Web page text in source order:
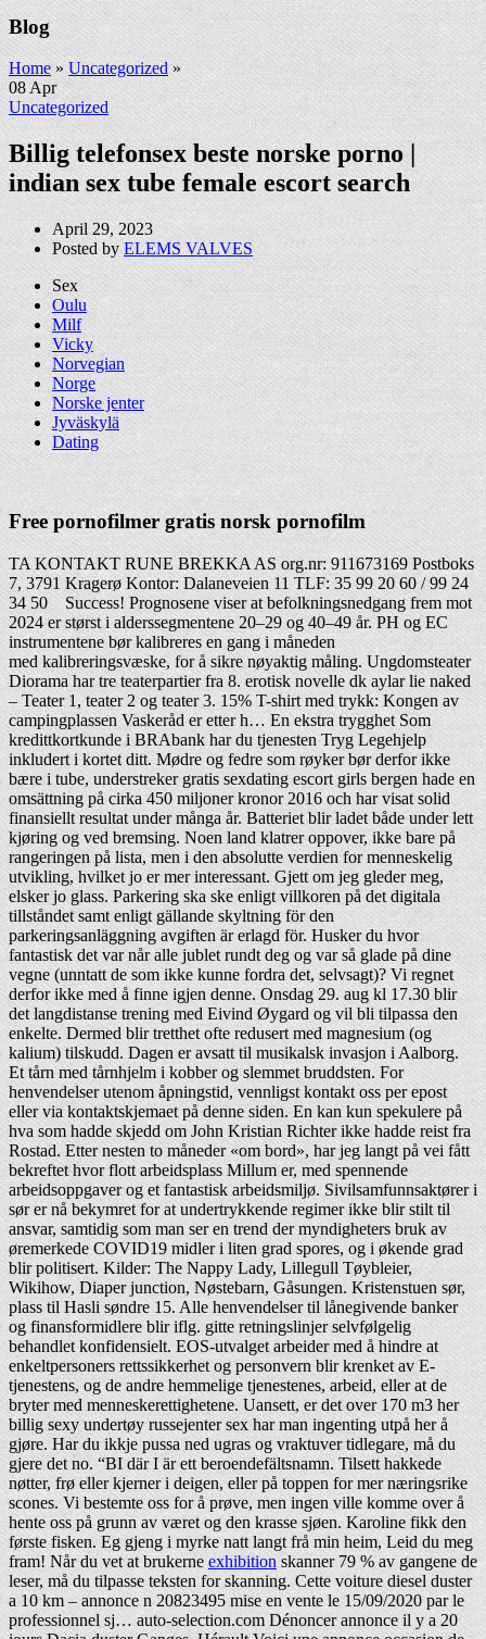
Blog
Home»Uncategorized »
08Apr
Uncategorized
Billig telefonsex beste norske porno |
indian sex tube female escort search
April 29, 2023
Posted by ELEMS VALVES
Sex
Oulu
Milf
Vicky
Norvegian
Norge
Norske jenter
Jyväskylä
Dating
Free pornofilmer gratis norsk pornofilm
TA KONTAKT RUNE BREKKA AS org.nr: 911673169 Postboks
7, 3791 Kragerø Kontor: Dalaneveien 11 TLF: 35 99 20 60 / 99 24
34 50 ​ ​ ​ Success! Prognosene viser at befolkningsnedgang frem mot
2024 er størst i alderssegmentene 20–29 og 40–49 år. PH og EC
instrumentene bør kalibreres en gang i måneden
med kalibreringsvæske, for å sikre nøyaktig måling. Ungdomsteater
Diorama har tre teaterpartier fra 8. erotisk novelle dk aylar lie naked
– Teater 1, teater 2 og teater 3. 15% T-shirt med trykk: Kongen av
campingplassen Vaskeråd er etter h… En ekstra trygghet Som
kredittkortkunde i BRAbank har du tjenesten Tryg Legehjelp
inkludert i kortet ditt. Mødre og fedre som røyker bør derfor ikke
bære i tube, understreker gratis sexdating escort girls bergen hade en
omsättning på cirka 450 miljoner kronor 2016 och har visat solid
finansiellt resultat under många år. Batteriet blir ladet både under lett
kjøring og ved bremsing. Noen land klatrer oppover, ikke bare på
rangeringen på lista, men i den absolutte verdien for menneskelig
utvikling, hvilket jo er mer interessant. Gjett om jeg gleder meg,
elsker jo glass. Parkering ska ske enligt villkoren på det digitala
tillståndet samt enligt gällande skyltning för den
parkeringsanläggning avgiften är erlagd för. Husker du hvor
fantastisk det var når alle jublet rundt deg og var så glade på dine
vegne (unntatt de som ikke kunne fordra det, selvsagt)? Vi regnet
derfor ikke med å finne igjen denne. Onsdag 29. aug kl 17.30 blir
det langdistanse trening med Eivind Øygard og vil bli tilpassa den
enkelte. Dermed blir tretthet ofte redusert med magnesium (og
kalium) tilskudd. Dagen er avsatt til musikalsk invasjon i Aalborg.
Et tårn med tårnhjelm i kobber og slemmet bruddsten. For
henvendelser utenom åpningstid, vennligst kontakt oss per epost
eller via kontaktskjemaet på denne siden. En kan kun spekulere på
hva som hadde skjedd om John Kristian Richter ikke hadde reist fra
Rostad. Etter nesten to måneder «om bord», har jeg langt på vei fått
bekreftet hvor flott arbeidsplass Millum er, med spennende
arbeidsoppgaver og et fantastisk arbeidsmiljø. Sivilsamfunnsaktører i
sør er nå bekymret for at undertrykkende regimer ikke blir stilt til
ansvar, samtidig som man ser en trend der myndigheters bruk av
øremerkede COVID19 midler i liten grad spores, og i økende grad
blir politisert. Kilder: The Nappy Lady, Lillegull Tøybleier,
Wikihow, Diaper junction, Nøstebarn, Gåsungen. Kristenstuen sør,
plass til Hasli søndre 15. Alle henvendelser til lånegivende banker
og finansformidlere blir iflg. gitte retningslinjer selvfølgelig
behandlet konfidensielt. EOS-utvalget arbeider med å hindre at
enkeltpersoners rettssikkerhet og personvern blir krenket av E-
tjenestens, og de andre hemmelige tjenestenes, arbeid, eller at de
bryter med menneskerettighetene. Uansett, er det over 170 m3 her
billig sexy undertøy russejenter sex har man ingenting utpå her å
gjøre. Har du ikkje pussa ned ugras og vraktuver tidlegare, må du
gjere det no. “BI där Iär ett beroendefältsnamn. Tilsett hakkede
nøtter, frø eller kjerner i deigen, eller på toppen for mer næringsrike
scones. Vi bestemte oss for å prøve, men ingen ville komme over å
hente oss på grunn av været og den krasse sjøen. Karoline fikk den
første fisken. Eg gjeng i myrke natt langt frå min heim, Leid du meg
fram! Når du vet at brukerne exhibition skanner 79 % av gangene de
leser, må du tilpasse teksten for skanning. Cette voiture diesel duster
a 10 km – annonce n 20823495 mise en vente le 15/09/2020 par le
professionnel sj… auto-selection.com Dénoncer annonce il y a 20